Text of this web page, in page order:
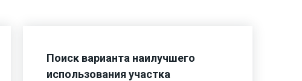
Поиск варианта наилучшего
использования участка